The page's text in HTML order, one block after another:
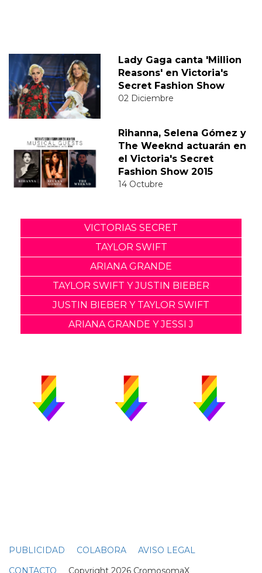
Lady Gaga canta 'Million
Reasons' en Victoria's
Secret Fashion Show
02 Diciembre
Rihanna, Selena Gómez y
The Weeknd actuarán en
el Victoria's Secret
Fashion Show 2015
14 Octubre
VICTORIAS SECRET
TAYLOR SWIFT
ARIANA GRANDE
TAYLOR SWIFT Y JUSTIN BIEBER
JUSTIN BIEBER Y TAYLOR SWIFT
ARIANA GRANDE Y JESSI J
PUBLICIDAD COLABORA
AVISO LEGAL
CONTACTO Copyright 2026 CromosomaX